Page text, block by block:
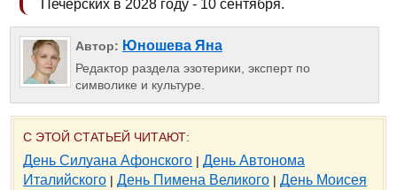
Печерских в 2028 году - 10 сентября.
Автор: Юношева Яна
Редактор раздела эзотерики, эксперт по
символике и культуре.
С ЭТОЙ СТАТЬЕЙ ЧИТАЮТ:
День Силуана Афонского | День Автонома
Италийского | День Пимена Великого | День Моисея